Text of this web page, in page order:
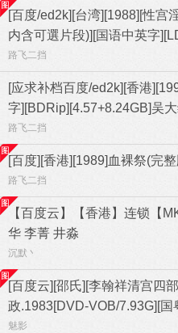
[百度/ed2k][台湾][1988][性宫
内含可選片段)][国语中英字
路飞二挡
[应求补档百度/ed2k][香港
字][BDRip][4.57+8.24GB]吴
路飞二挡
[百度][香港][1989]血裸祭(完
路飞二挡
【百度云】【香港】连锁【
华 李菁 井淼
沉默丶
[百度云][邵氏][李翰祥清宫四
政.1983[DVD-VOB/7.93G][
魅影